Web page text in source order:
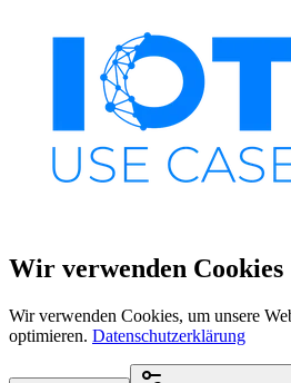
Wir verwenden Cookies
Wir verwenden Cookies, um unsere
optimieren. Datenschutzerklärung